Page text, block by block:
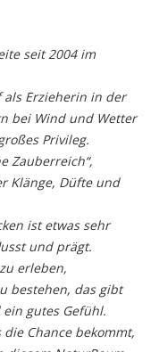
seit 2004 im
als Erzieherin in der
bei Wind und Wetter
Privileg.
Zauberreich“,
Klänge, Düfte und
ist etwas sehr
und prägt.
erleben,
bestehen, das gibt
gutes Gefühl.
Chance bekommt,